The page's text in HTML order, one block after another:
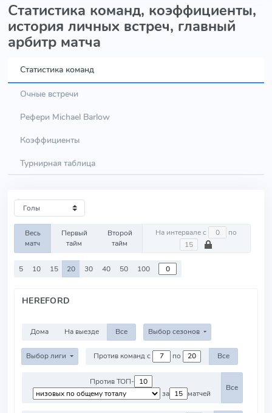
Статистика команд, коэффициенты,
история личных встреч, главный
арбитр матча
Статистика команд
Очные встречи
Рефери Michael Barlow
Коэффициенты
Турнирная таблица
Весь
матч
Первый
тайм
Второй
тайм
На интервале с по
5 10 15 20 30 40 50 100
HEREFORD
Дома На выезде Все Выбор сезонов
Выбор лиги Против команд с по Все
Против ТОП-
за
матчей
Все